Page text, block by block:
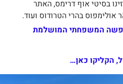
בסיטי אוף דרימס, האתר
בהרי הטרודוס ועוד.
המשפחתי המושלמת
כאן…